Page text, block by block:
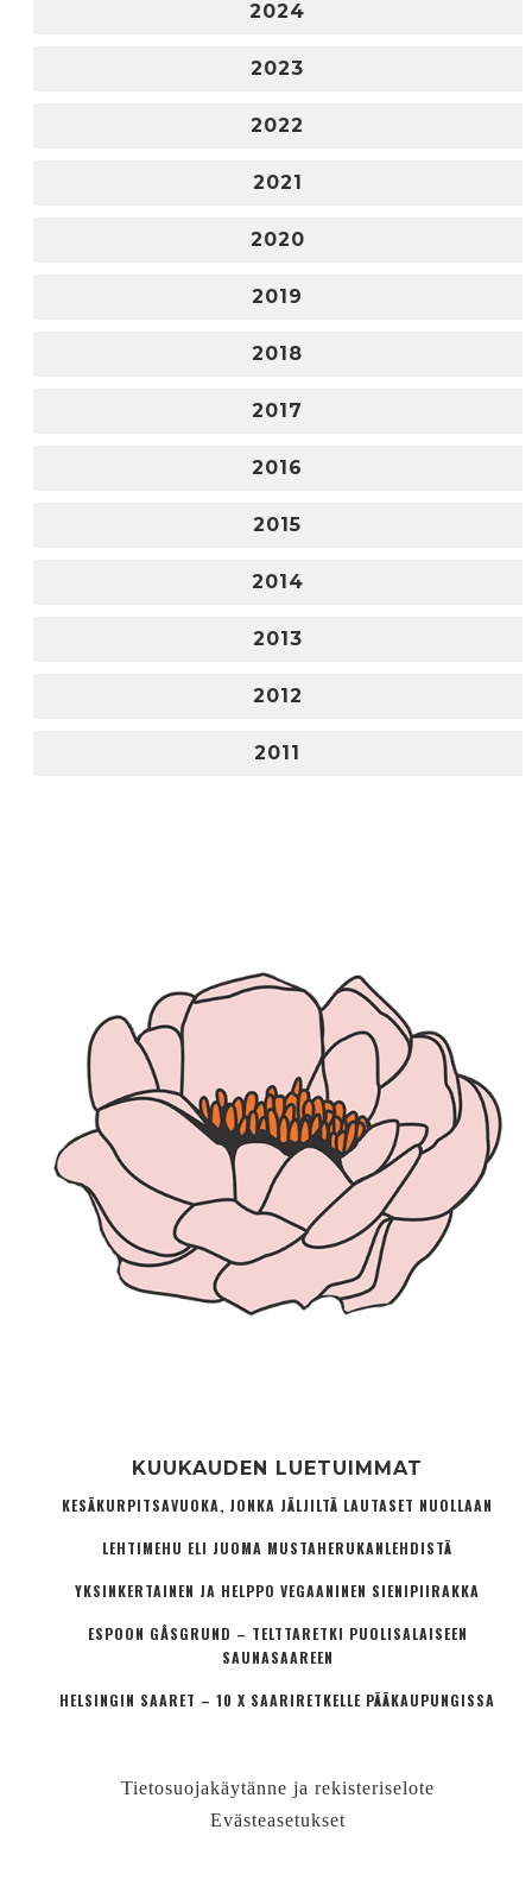
2024
2023
2022
2021
2020
2019
2018
2017
2016
2015
2014
2013
2012
2011
KUUKAUDEN LUETUIMMAT
KESÄKURPITSAVUOKA, JONKA JÄLJILTÄ LAUTASET NUOLLAAN
LEHTIMEHU ELI JUOMA MUSTAHERUKANLEHDISTÄ
YKSINKERTAINEN JA HELPPO VEGAANINEN SIENIPIIRAKKA
ESPOON GÅSGRUND – TELTTARETKI PUOLISALAISEEN
SAUNASAAREEN
HELSINGIN SAARET – 10 X SAARIRETKELLE PÄÄKAUPUNGISSA
Tietosuojakäytänne ja rekisteriselote
Evästeasetukset